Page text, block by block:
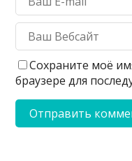
Сохраните моё
браузере для